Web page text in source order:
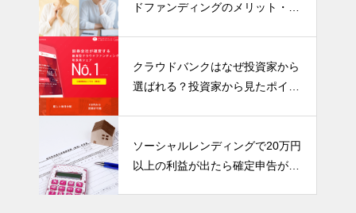
ドファンディングのメリット・デ
クラウドバンクはなぜ投資家から
選ばれる？投資家から見たポイン
ソーシャルレンディングで20万円
以上の利益が出たら確定申告が必